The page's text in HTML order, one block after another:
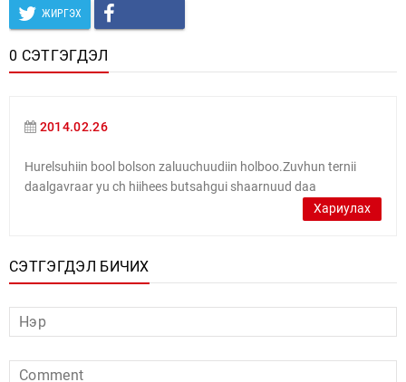
ЖИРГЭХ
0 СЭТГЭГДЭЛ
2014.02.26
Hurelsuhiin bool bolson zaluuchuudiin holboo.Zuvhun ternii
daalgavraar yu ch hiihees butsahgui shaarnuud daa
Хариулах
СЭТГЭГДЭЛ БИЧИХ